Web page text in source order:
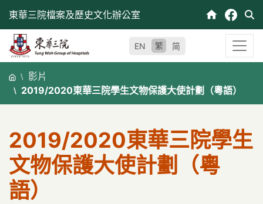
東華三院檔案及歷史文化辦公室
EN 繁 简
影片
2019/2020東華三院學生文物保護大使計劃（粵語）
2019/2020東華三院學生
文物保護大使計劃（粵
語）